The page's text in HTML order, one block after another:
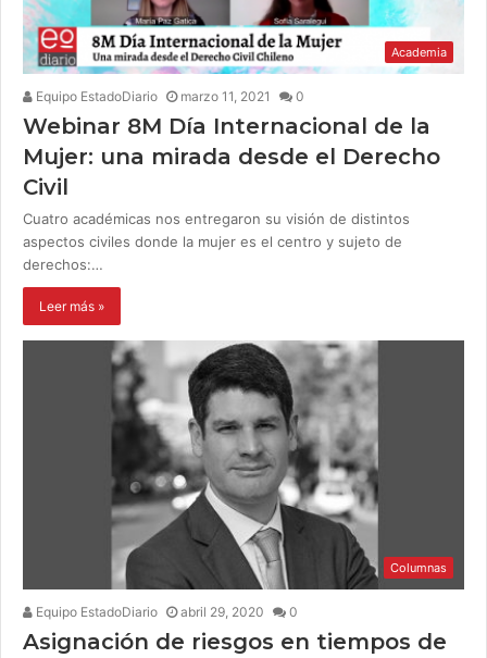
Academia
Equipo EstadoDiario marzo 11, 2021 0
Webinar 8M Día Internacional de la
Mujer: una mirada desde el Derecho
Civil
Cuatro académicas nos entregaron su visión de distintos
aspectos civiles donde la mujer es el centro y sujeto de
derechos:…
Leer más »
Columnas
Equipo EstadoDiario abril 29, 2020 0
Asignación de riesgos en tiempos de